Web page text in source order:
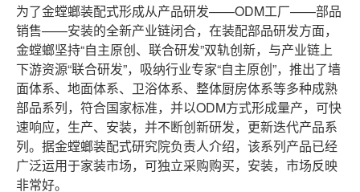
为了金螳螂装配式形成从产品研发——ODM工厂——部品
销售——安装的全新产业链闭合，在装配部品研发方面，
金螳螂坚持“自主原创、联合研发”双轨创新，与产业链上
下游资源“联合研发”，吸纳行业专家“自主原创”，推出了墙
面体系、地面体系、卫浴体系、整体厨房体系等多种成熟
部品系列，符合国家标准，并以ODM方式形成量产，可快
速响应，生产、安装，并不断创新研发，更新迭代产品系
列。据金螳螂装配式研究院负责人介绍，该系列产品已经
广泛运用于家装市场，可独立采购购买，安装，市场反映
非常好。